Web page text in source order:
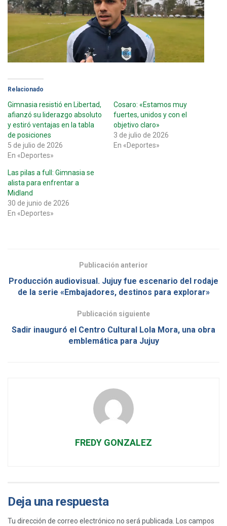
Relacionado
Gimnasia resistió en Libertad,
afianzó su liderazgo absoluto
y estiró ventajas en la tabla
de posiciones
5 de julio de 2026
En «Deportes»
Cosaro: «Estamos muy
fuertes, unidos y con el
objetivo claro»
3 de julio de 2026
En «Deportes»
Las pilas a full: Gimnasia se
alista para enfrentar a
Midland
30 de junio de 2026
En «Deportes»
Publicación anterior
Producción audiovisual. Jujuy fue escenario del rodaje
de la serie «Embajadores, destinos para explorar»
Publicación siguiente
Sadir inauguró el Centro Cultural Lola Mora, una obra
emblemática para Jujuy
FREDY GONZALEZ
Deja una respuesta
Tu dirección de correo electrónico no será publicada. Los campos